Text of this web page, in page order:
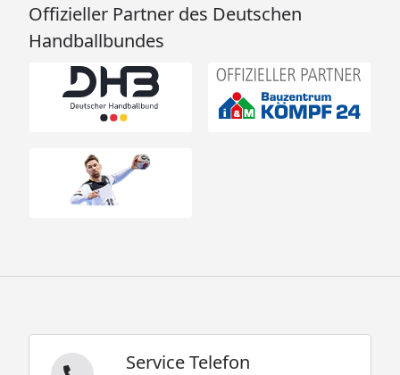
Offizieller Partner des Deutschen
Handballbundes
Service Telefon